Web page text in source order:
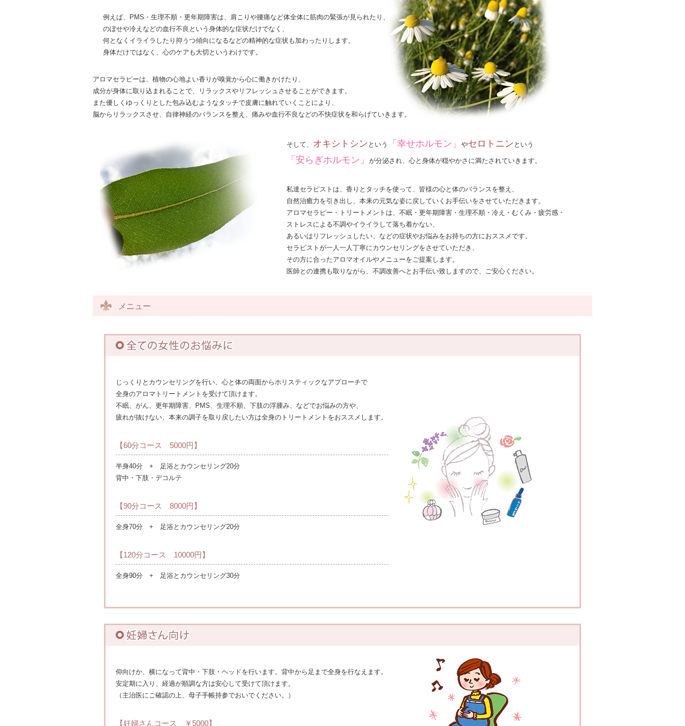
例えば、PMS・生理不順・更年期障害は、肩こりや腰痛など体全体に筋肉の緊張が見られたり、
のぼせや冷えなどの血行不良という身体的な症状だけでなく、
何となくイライラしたり抑うつ傾向になるなどの精神的な症状も加わったりします。
身体だけではなく、心のケアも大切というわけです。
アロマセラピーは、植物の心地よい香りが嗅覚から心に働きかけたり、
成分が身体に取り込まれることで、リラックスやリフレッシュさせることができます。
また優しくゆっくりとした包み込むようなタッチで皮膚に触れていくことにより、
脳からリラックスさせ、自律神経のバランスを整え、痛みや血行不良などの不快症状を和らげていきます。
そして、 オキシトシン という 「幸せホルモン」 やセロトニン という
「安らぎホルモン」 が分泌され、心と身体が穏やかさに満たされていきます。
私達セラピストは、香りとタッチを使って、皆様の心と体のバランスを整え、
自然治癒力を引き出し、本来の元気な姿に戻していくお手伝いをさせていただきます。
アロマセラピー・トリートメントは、不眠・更年期障害・生理不順・冷え・むくみ・疲労感・
ストレスによる不調やイライラして落ち着かない、
あるいはリフレッシュしたい、などの症状やお悩みをお持ちの方におススメです。
セラピストが一人一人丁寧にカウンセリングをさせていただき、
その方に合ったアロマオイルやメニューをご提案します。
医師との連携も取りながら、不調改善へとお手伝い致しますので、ご安心ください。
メニュー
じっくりとカウンセリングを行い、心と体の両面からホリスティックなアプローチで
全身のアロマトリートメントを受けて頂けます。
不眠、がん、更年期障害、PMS、生理不順、下肢の浮腫み、などでお悩みの方や、
疲れが抜けない、本来の調子を取り戻したい方は全身のトリートメントをおススメします。
【60分コース 5000円】
半身40分 + 足浴とカウンセリング20分
背中・下肢・デコルテ
【90分コース 8000円】
全身70分 + 足浴とカウンセリング20分
【120分コース 10000円】
全身90分 + 足浴とカウンセリング30分
仰向けか、横になって背中・下肢・ヘッドを行います。背中から足まで全身を行なえます。
安定期に入り、経過が順調な方は安心して受けて頂けます。
（主治医にご確認の上、母子手帳持参でおいでください。）
【妊婦さんコース ￥5000】